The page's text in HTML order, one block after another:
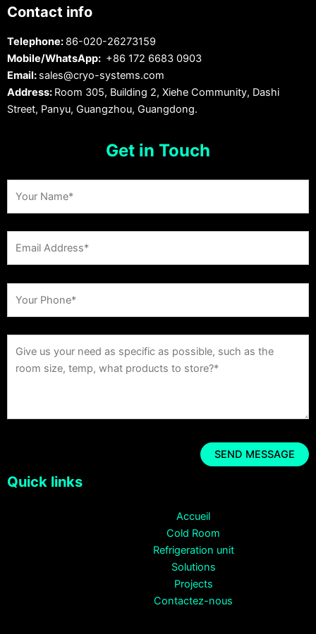
Contact info
Telephone: 86-020-26273159
Mobile/WhatsApp: +86 172 6683 0903
Email: sales@cryo-systems.com
Address: Room 305, Building 2, Xiehe Community, Dashi
Street, Panyu, Guangzhou, Guangdong.
Get in Touch
Quick links
Accueil
Cold Room
Refrigeration unit
Solutions
Projects
Contactez-nous